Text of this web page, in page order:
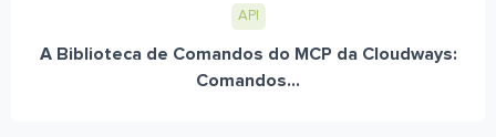
API
A Biblioteca de Comandos do MCP da Cloudways:
Comandos...